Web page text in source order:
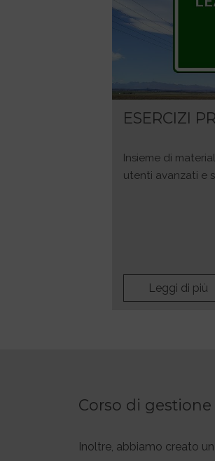
ESERCIZI
Insieme di
utenti avanzati e
Leggi di più
Corso di
Inoltre, abbiamo creato